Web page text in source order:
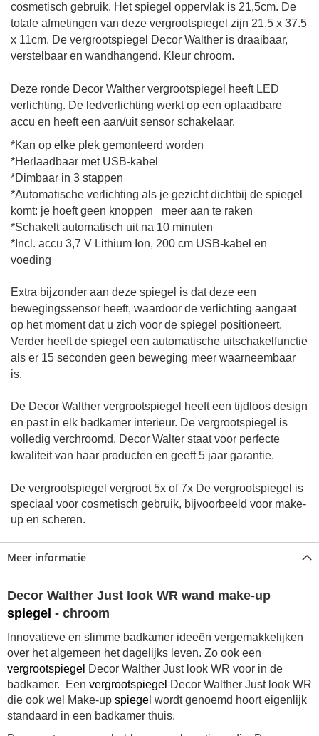
cosmetisch gebruik. Het spiegel oppervlak is 21,5cm. De
totale afmetingen van deze vergrootspiegel zijn 21.5 x 37.5
x 11cm. De vergrootspiegel Decor Walther is draaibaar,
verstelbaar en wandhangend. Kleur chroom.
Deze ronde Decor Walther vergrootspiegel heeft LED
verlichting. De ledverlichting werkt op een oplaadbare
accu en heeft een aan/uit sensor schakelaar.
*Kan op elke plek gemonteerd worden
*Herlaadbaar met USB-kabel
*Dimbaar in 3 stappen
*Automatische verlichting als je gezicht dichtbij de spiegel
komt: je hoeft geen knoppen meer aan te raken
*Schakelt automatisch uit na 10 minuten
*Incl. accu 3,7 V Lithium Ion, 200 cm USB-kabel en
voeding
Extra bijzonder aan deze spiegel is dat deze een
bewegingssensor heeft, waardoor de verlichting aangaat
op het moment dat u zich voor de spiegel positioneert.
Verder heeft de spiegel een automatische uitschakelfunctie
als er 15 seconden geen beweging meer waarneembaar
is.
De Decor Walther vergrootspiegel heeft een tijdloos design
en past in elk badkamer interieur. De vergrootspiegel is
volledig verchroomd. Decor Walter staat voor perfecte
kwaliteit van haar producten en geeft 5 jaar garantie.
De vergrootspiegel vergroot 5x of 7x De vergrootspiegel is
speciaal voor cosmetisch gebruik, bijvoorbeeld voor make-
up en scheren.
Meer informatie
Decor Walther Just look WR wand make-up
spiegel - chroom
Innovatieve en slimme badkamer ideeën vergemakkelijken
over het algemeen het dagelijks leven. Zo ook een
vergrootspiegel Decor Walther Just look WR voor in de
badkamer. Een vergrootspiegel Decor Walther Just look WR
die ook wel Make-up spiegel wordt genoemd hoort eigenlijk
standaard in een badkamer thuis.